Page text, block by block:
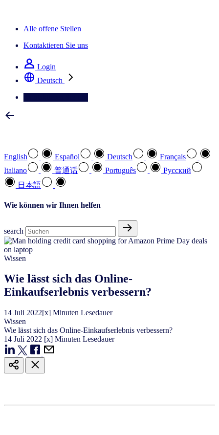
Alle offene Stellen
Kontaktieren Sie uns
Login
Deutsch
English Español Deutsch
Français
Italiano
普通话 Português
Pусский
日本語
Wie können wir Ihnen helfen
search
Wissen
Wie lässt sich das Online-
Einkaufserlebnis verbessern?
14 Juli 2022[x] Minuten Lesedauer
Wissen
Wie lässt sich das Online-Einkaufserlebnis verbessern?
14 Juli 2022 [x] Minuten Lesedauer